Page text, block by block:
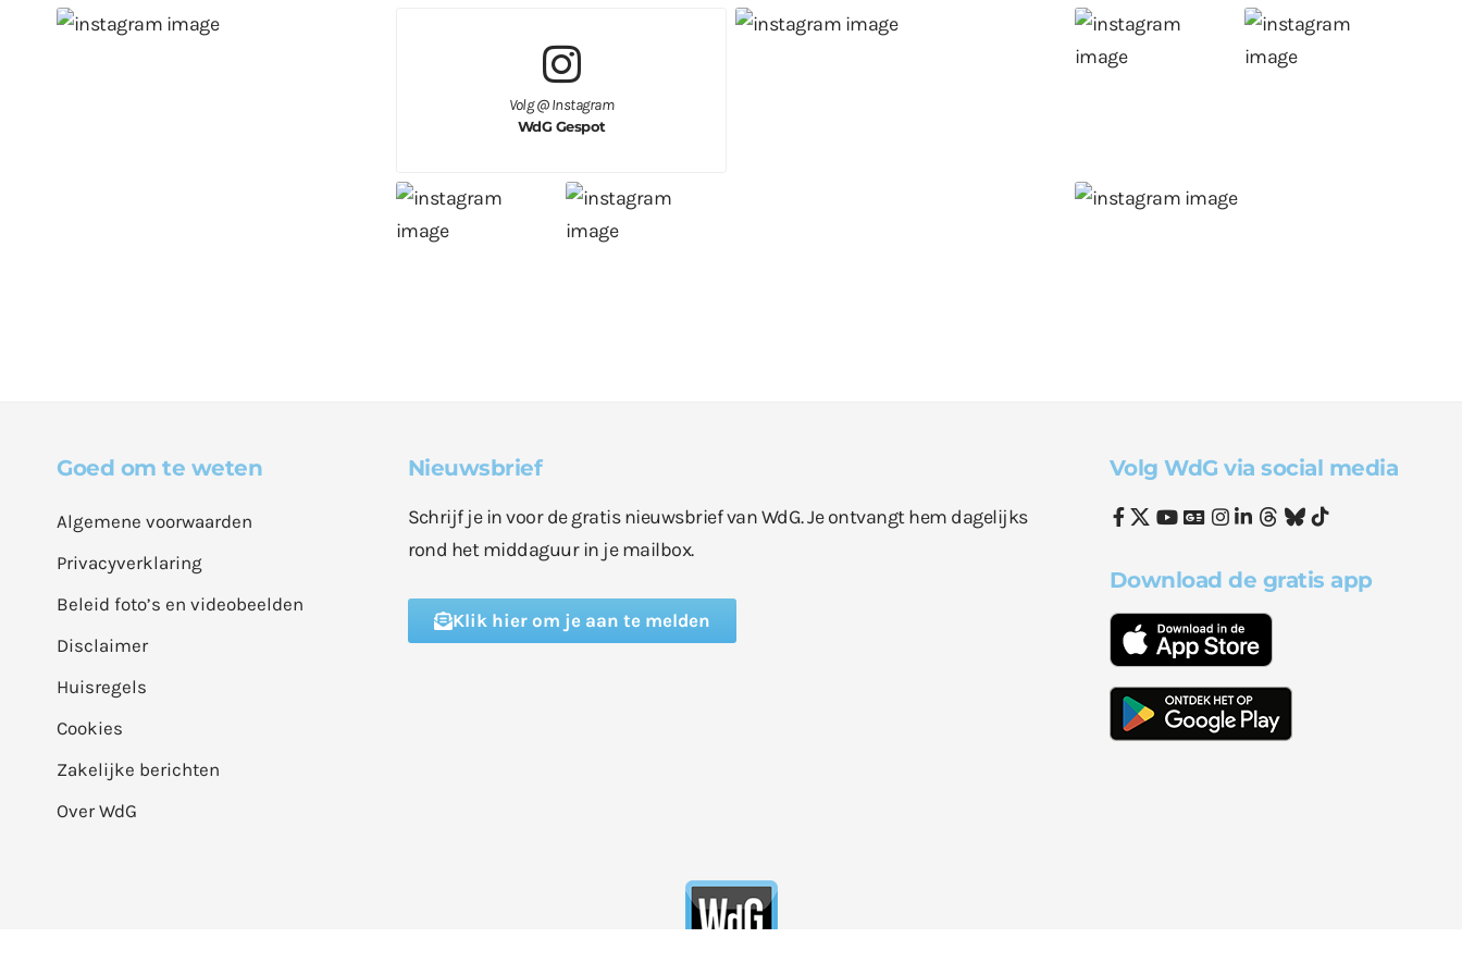
Volg @ Instagram
WdG Gespot
Goed om te weten
Algemene voorwaarden
Privacyverklaring
Beleid foto’s en videobeelden
Disclaimer
Huisregels
Cookies
Zakelijke berichten
Over WdG
Nieuwsbrief
Schrijf je in voor de gratis nieuwsbrief van WdG. Je ontvangt hem dagelijks
rond het middaguur in je mailbox.
Klik hier om je aan te melden
Volg WdG via social media
Download de gratis app